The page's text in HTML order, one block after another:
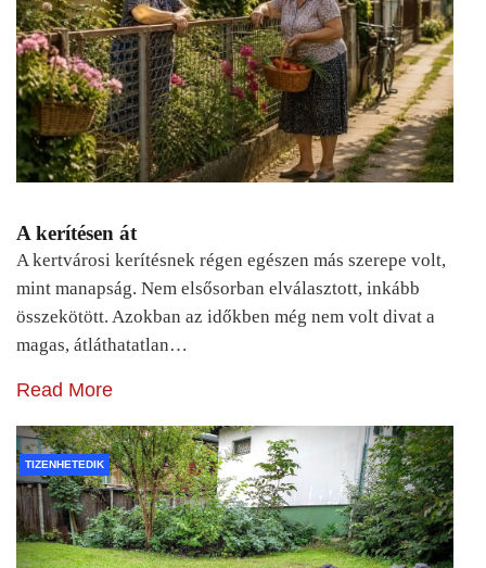
A kerítésen át
A kertvárosi kerítésnek régen egészen más szerepe volt,
mint manapság. Nem elsősorban elválasztott, inkább
összekötött. Azokban az időkben még nem volt divat a
magas, átláthatatlan…
Read More
TIZENHETEDIK